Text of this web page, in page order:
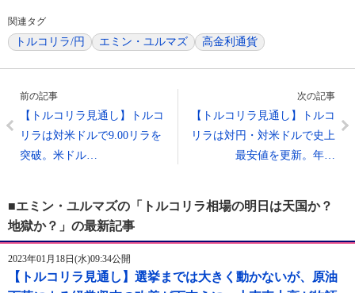
関連タグ
トルコリラ/円 エミン・ユルマズ 高金利通貨
前の記事
【トルコリラ見通し】トルコ
リラは対米ドルで9.00リラを
突破。米ドル…
次の記事
【トルコリラ見通し】トルコ
リラは対円・対米ドルで史上
最安値を更新。年…
■エミン・ユルマズの「トルコリラ相場の明日は天国か？
地獄か？」の最新記事
2023年01月18日(水)09:34公開
【トルコリラ見通し】選挙までは大きく動かないが、原油